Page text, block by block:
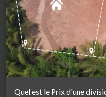
Quel est le Prix d'une